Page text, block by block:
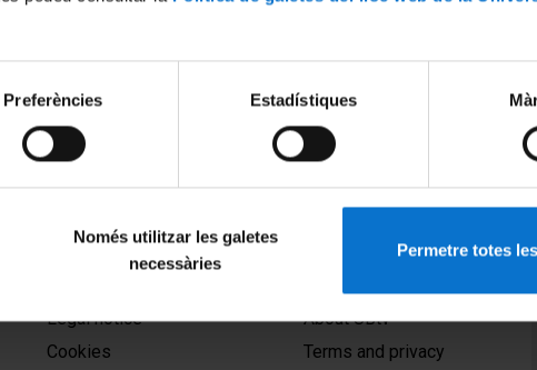
Preferències Estadístiques
Només utilitzar les galetes
necessàries
Permetre totes
motor de política
facen les
la minorització
Legal notice
Cookies
About UBtv
Terms and privacy